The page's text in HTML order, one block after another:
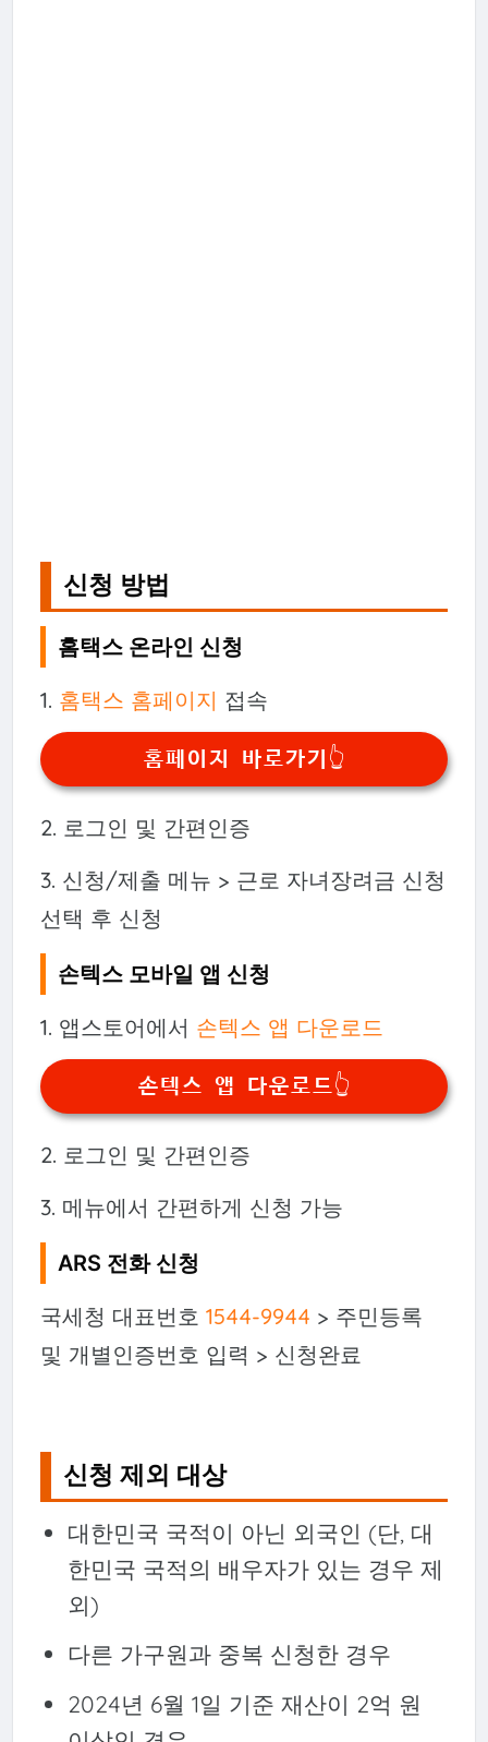
신청 방법
홈택스 온라인 신청
1. 홈택스 홈페이지 접속
홈페이지 바로가기👆️
2. 로그인 및 간편인증
3. 신청/제출 메뉴 > 근로 자녀장려금 신청
선택 후 신청
손텍스 모바일 앱 신청
1. 앱스토어에서 손텍스 앱 다운로드
손텍스 앱 다운로드👆️
2. 로그인 및 간편인증
3. 메뉴에서 간편하게 신청 가능
ARS 전화 신청
국세청 대표번호 1544-9944 > 주민등록
및 개별인증번호 입력 > 신청완료
신청 제외 대상
대한민국 국적이 아닌 외국인 (단, 대
한민국 국적의 배우자가 있는 경우 제
외)
다른 가구원과 중복 신청한 경우
2024년 6월 1일 기준 재산이 2억 원